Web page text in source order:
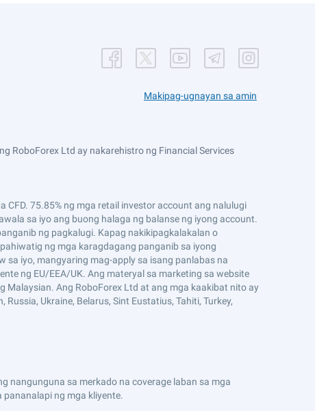
Makipag-ugnayan sa amin
RoboForex Ltd ay nakarehistro ng Financial Services
75.85% ng mga retail investor account ang nalulugi
sa iyo ang buong halaga ng balanse ng iyong account.
ng pagkalugi. Kapag nakikipagkalakalan o
ng mga karagdagang panganib sa iyong
iyo, mangyaring mag-apply sa isang panlabas na
ng EU/EEA/UK. Ang materyal sa marketing sa website
Malaysian. Ang RoboForex Ltd at ang mga kaakibat nito ay
Ukraine, Belarus, Sint Eustatius, Tahiti, Turkey,
nangunguna sa merkado na coverage laban sa mga
ng mga kliyente.